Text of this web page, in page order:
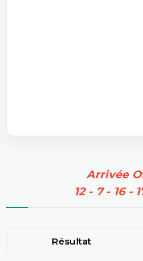
Arrivée
12 - 7 - 16 -
Résultat